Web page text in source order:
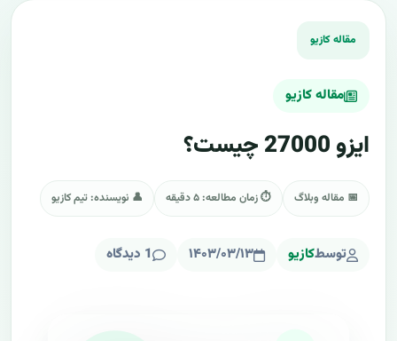
مقاله کازیو
ایزو 27000 چیست؟
📅 مقاله وبلاگ ⏱ زمان مطالعه: ۵ دقیقه 👤 نویسنده: تیم کازیو
توسطکازیو ۱۴۰۳/۰۳/۱۳ 1 دیدگاه